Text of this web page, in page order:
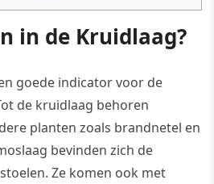
in de Kruidlaag?
goede indicator voor de
de kruidlaag behoren
planten zoals brandnetel en
bevinden zich de
Ze komen ook met